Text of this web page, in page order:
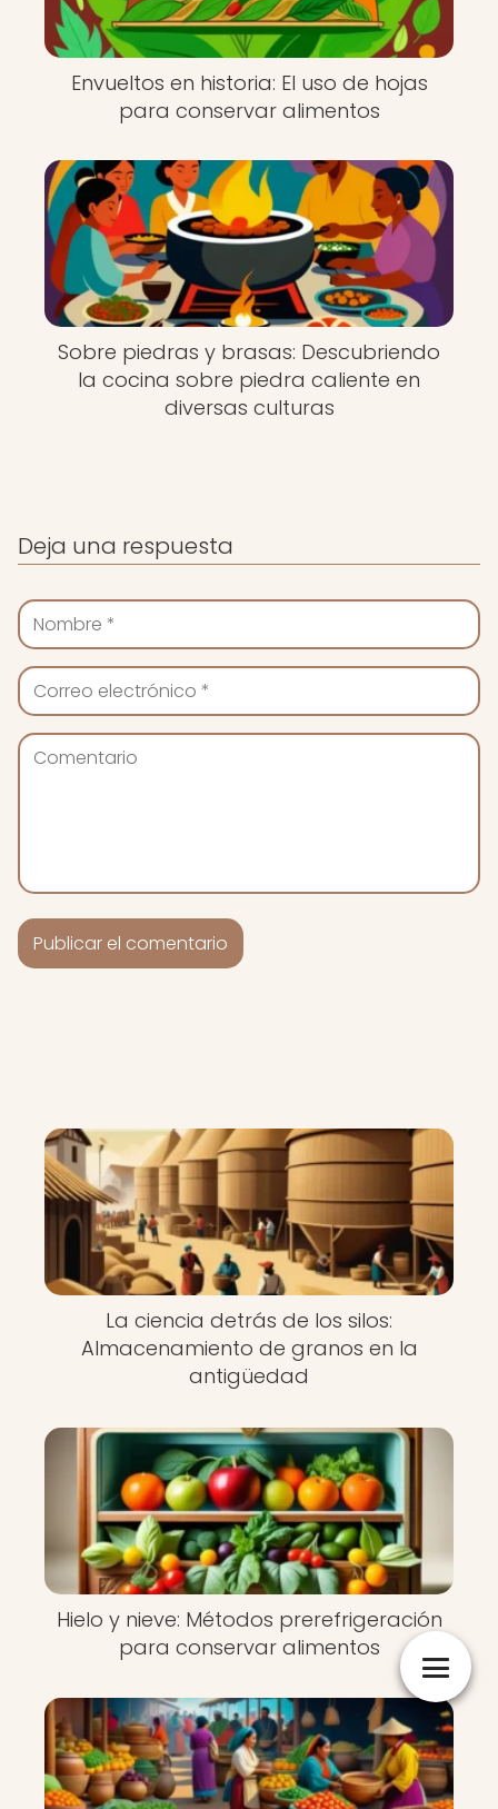
Envueltos en historia: El uso de hojas
para conservar alimentos
Sobre piedras y brasas: Descubriendo
la cocina sobre piedra caliente en
diversas culturas
Deja una respuesta
La ciencia detrás de los silos:
Almacenamiento de granos en la
antigüedad
Hielo y nieve: Métodos prerefrigeración
para conservar alimentos